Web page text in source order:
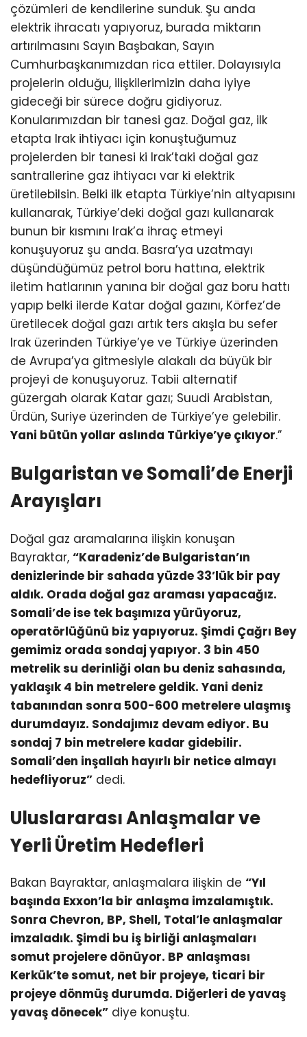
çözümleri de kendilerine sunduk. Şu anda
elektrik ihracatı yapıyoruz, burada miktarın
artırılmasını Sayın Başbakan, Sayın
Cumhurbaşkanımızdan rica ettiler. Dolayısıyla
projelerin olduğu, ilişkilerimizin daha iyiye
gideceği bir sürece doğru gidiyoruz.
Konularımızdan bir tanesi gaz. Doğal gaz, ilk
etapta Irak ihtiyacı için konuştuğumuz
projelerden bir tanesi ki Irak’taki doğal gaz
santrallerine gaz ihtiyacı var ki elektrik
üretilebilsin. Belki ilk etapta Türkiye’nin altyapısını
kullanarak, Türkiye’deki doğal gazı kullanarak
bunun bir kısmını Irak’a ihraç etmeyi
konuşuyoruz şu anda. Basra’ya uzatmayı
düşündüğümüz petrol boru hattına, elektrik
iletim hatlarının yanına bir doğal gaz boru hattı
yapıp belki ilerde Katar doğal gazını, Körfez’de
üretilecek doğal gazı artık ters akışla bu sefer
Irak üzerinden Türkiye’ye ve Türkiye üzerinden
de Avrupa’ya gitmesiyle alakalı da büyük bir
projeyi de konuşuyoruz. Tabii alternatif
güzergah olarak Katar gazı; Suudi Arabistan,
Ürdün, Suriye üzerinden de Türkiye’ye gelebilir.
Yani bütün yollar aslında Türkiye’ye çıkıyor.”
Bulgaristan ve Somali’de Enerji
Arayışları
Doğal gaz aramalarına ilişkin konuşan
Bayraktar, “Karadeniz’de Bulgaristan’ın
denizlerinde bir sahada yüzde 33’lük bir pay
aldık. Orada doğal gaz araması yapacağız.
Somali’de ise tek başımıza yürüyoruz,
operatörlüğünü biz yapıyoruz. Şimdi Çağrı Bey
gemimiz orada sondaj yapıyor. 3 bin 450
metrelik su derinliği olan bu deniz sahasında,
yaklaşık 4 bin metrelere geldik. Yani deniz
tabanından sonra 500-600 metrelere ulaşmış
durumdayız. Sondajımız devam ediyor. Bu
sondaj 7 bin metrelere kadar gidebilir.
Somali’den inşallah hayırlı bir netice almayı
hedefliyoruz” dedi.
Uluslararası Anlaşmalar ve
Yerli Üretim Hedefleri
Bakan Bayraktar, anlaşmalara ilişkin de “Yıl
başında Exxon’la bir anlaşma imzalamıştık.
Sonra Chevron, BP, Shell, Total’le anlaşmalar
imzaladık. Şimdi bu iş birliği anlaşmaları
somut projelere dönüyor. BP anlaşması
Kerkük’te somut, net bir projeye, ticari bir
projeye dönmüş durumda. Diğerleri de yavaş
yavaş dönecek” diye konuştu.